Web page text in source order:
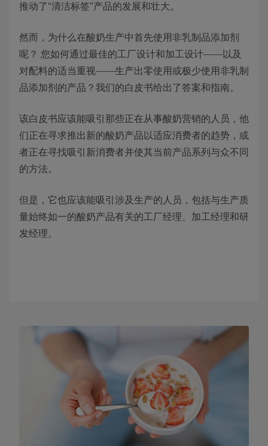
推动了“清洁标签”产品的发展和壮大。
然而，为什么在酸奶生产中首先使用非乳制品添加剂
呢？ 您如何通过最佳的工厂设计和加工设计——以及
对配料的适当重视——生产出零使用或极少使用非乳制
品添加剂的产品？我们的白皮书给出了答案和指南。
该白皮书应该能吸引那些正在从事酸奶营销的人员，他
们正在寻求推出新的酸奶产品以适应消费者的趋势，或
者正在寻找吸引新消费者并使其当前产品系列与众不同
的方法。
但是，它也应该能吸引涉及生产的人员，包括与生产质
量始终如一的酸奶产品有关的工厂经理、加工经理和研
发经理。